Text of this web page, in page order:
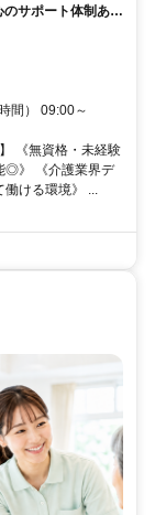
サポート体制あり
間） 09:00～
《無資格・未経験
◎》 《介護業界デ
ける環境》 ...